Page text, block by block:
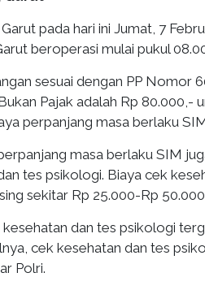
pada hari ini Jumat, 7
beroperasi mulai pukul
sesuai dengan PP Nomor
Pajak adalah Rp 80.000,-
perpanjang masa berlaku
masa berlaku SIM
tes psikologi. Biaya cek
sekitar Rp 25.000-Rp
dan tes psikologi
cek kesehatan dan tes
Polri.